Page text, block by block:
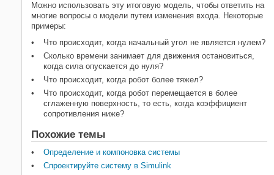
Можно использовать эту итоговую модель, чтобы ответить на
многие вопросы о модели путем изменения входа. Некоторые
примеры:
Что происходит, когда начальный угол не является нулем?
Сколько времени занимает для движения остановиться,
когда сила опускается до нуля?
Что происходит, когда робот более тяжел?
Что происходит, когда робот перемещается в более
сглаженную поверхность, то есть, когда коэффициент
сопротивления ниже?
Похожие темы
Определение и компоновка системы
Спроектируйте систему в Simulink